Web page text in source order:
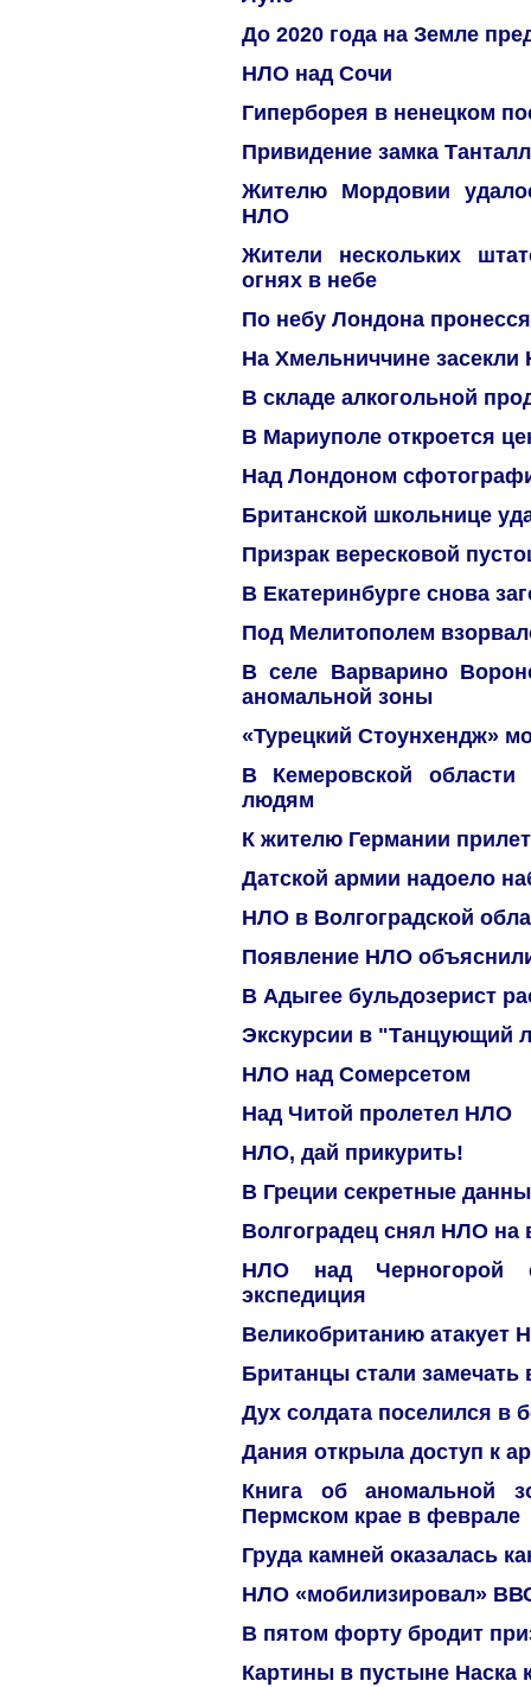
До 2020 года на Земле
НЛО над Cочи
Гиперборея в ненецком
Привидение замка
Жителю Мордовии
НЛО
Жители нескольких
огнях в небе
По небу Лондона
На Хмельниччине
В складе алкогольной
В Мариуполе откроется
Над Лондоном
Британской школьнице
Призрак вересковой
В Екатеринбурге снова
Под Мелитополем
В селе Варварино
аномальной зоны
«Турецкий Стоунхендж»
В Кемеровской области
людям
К жителю Германии
Датской армии надоело
НЛО в Волгоградской
Появление НЛО
В Адыгее бульдозерист
Экскурсии в "Танцующий
НЛО над Сомерсетом
Над Читой пролетел НЛО
НЛО, дай прикурить!
В Греции секретные
Волгоградец снял НЛО на
НЛО над Черногорой
экспедиция
Великобританию атакует
Британцы стали
Дух солдата поселился в
Дания открыла доступ к
Книга об аномальной
Пермском крае в феврале
Груда камней оказалась
НЛО «мобилизировал»
В пятом форту бродит
Картины в пустыне Наска